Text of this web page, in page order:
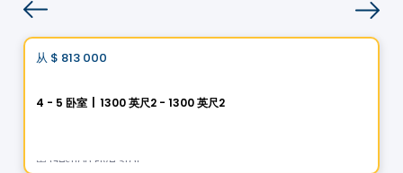
房子
从 $ 813 000
4 - 5 卧室 1300 英尺2 - 1300 英尺2
由 Gestion Five Star